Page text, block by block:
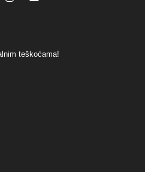
teškoćama!